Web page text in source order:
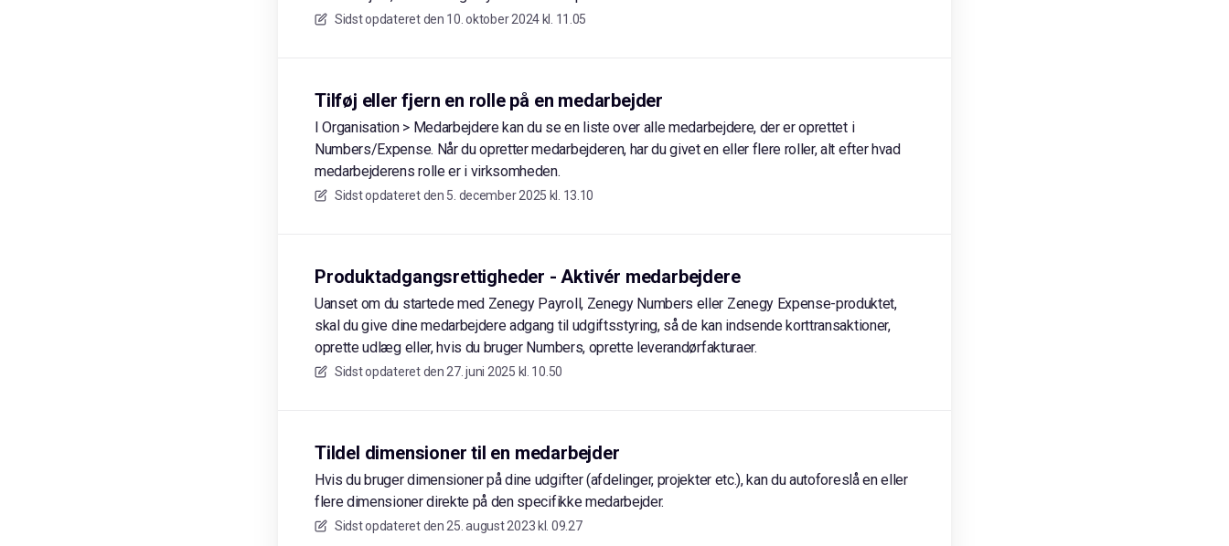
Sidst opdateret den 10. oktober 2024 kl. 11.05
Tilføj eller fjern en rolle på en medarbejder
I Organisation > Medarbejdere kan du se en liste over alle medarbejdere, der er oprettet i
Numbers/Expense. Når du opretter medarbejderen, har du givet en eller flere roller, alt efter hvad
medarbejderens rolle er i virksomheden.
Sidst opdateret den 5. december 2025 kl. 13.10
Produktadgangsrettigheder - Aktivér medarbejdere
Uanset om du startede med Zenegy Payroll, Zenegy Numbers eller Zenegy Expense-produktet,
skal du give dine medarbejdere adgang til udgiftsstyring, så de kan indsende korttransaktioner,
oprette udlæg eller, hvis du bruger Numbers, oprette leverandørfakturaer.
Sidst opdateret den 27. juni 2025 kl. 10.50
Tildel dimensioner til en medarbejder
Hvis du bruger dimensioner på dine udgifter (afdelinger, projekter etc.), kan du autoforeslå en eller
flere dimensioner direkte på den specifikke medarbejder.
Sidst opdateret den 25. august 2023 kl. 09.27